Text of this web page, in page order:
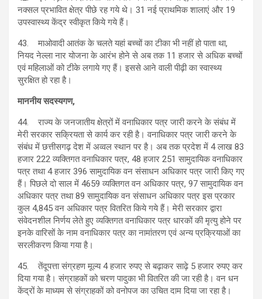
नक्सल प्रभावित क्षेत्र पीछे रह गये थे। 31 नई प्राथमिक शालाएं और 19
उपस्वास्थ्य केंद्र स्वीकृत किये गये हैं।
43. माओवादी आतंक के चलते यहां बच्चों का टीका भी नहीं हो पाता था,
नियद नेल्ला नार योजना के आरंभ होने से अब तक 11 हजार से अधिक बच्चों
एवं महिलाओं को टीके लगाये गए हैं। इससे आने वाली पीढ़ी का स्वास्थ्य
सुरक्षित हो रहा है।
माननीय सदस्यगण,
44. राज्य के जनजातीय क्षेत्रों में वनाधिकार पत्र जारी करने के संबंध में
मेरी सरकार सक्रियता से कार्य कर रही है। वनाधिकार पत्र जारी करने के
संबंध में छत्तीसगढ़ देश में अव्वल स्थान पर है। अब तक प्रदेश में 4 लाख 83
हजार 222 व्यक्तिगत वनाधिकार पत्र, 48 हजार 251 सामुदायिक वनाधिकार
पत्र तथा 4 हजार 396 सामुदायिक वन संसाधन अधिकार पत्र जारी किए गए
हैं। पिछले दो साल में 4659 व्यक्तिगत वन अधिकार पत्र, 97 सामुदायिक वन
अधिकार पत्र तथा 89 सामुदायिक वन संसाधन अधिकार पत्र इस प्रकार
कुल 4,845 वन अधिकार पत्र वितरित किये गये हैं। मेरी सरकार द्वारा
संवेदनशील निर्णय लेते हुए व्यक्तिगत वनाधिकार पत्र धारकों की मृत्यु होने पर
इनके वारिसों के नाम वनाधिकार पत्र का नामांतरण एवं अन्य प्रक्रियाओं का
सरलीकरण किया गया है।
45. तेंदूपत्ता संग्रहण मूल्य 4 हजार रुपए से बढ़ाकर साढ़े 5 हजार रुपए कर
दिया गया है। संग्राहकों को चरण पादुका भी वितरित की जा रही है। वन धन
केंद्रों के माध्यम से संग्राहकों को वनोपज का उचित दाम दिया जा रहा है।